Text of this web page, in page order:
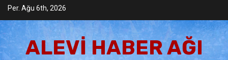
Skip
content
Per. Ağu 6th, 2026
ALEVI HABER AĞI